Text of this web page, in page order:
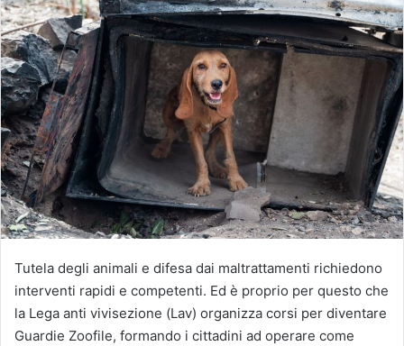
Tutela degli animali e difesa dai maltrattamenti richiedono
interventi rapidi e competenti. Ed è proprio per questo che
la Lega anti vivisezione (Lav) organizza corsi per diventare
Guardie Zoofile, formando i cittadini ad operare come